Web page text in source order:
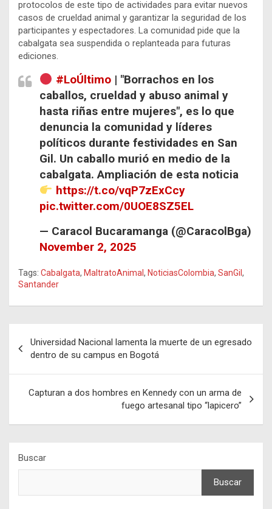
protocolos de este tipo de actividades para evitar nuevos
casos de crueldad animal y garantizar la seguridad de los
participantes y espectadores. La comunidad pide que la
cabalgata sea suspendida o replanteada para futuras
ediciones.
#LoÚltimo| "Borrachos en los
caballos, crueldad y abuso animal y
hasta riñas entre mujeres", es lo que
denuncia la comunidad y líderes
políticos durante festividades en San
Gil. Un caballo murió en medio de la
cabalgata. Ampliación de esta noticia
https://t.co/vqP7zExCcy
pic.twitter.com/0UOE8SZ5EL
— Caracol Bucaramanga (@CaracolBga)
November 2, 2025
Tags: Cabalgata, MaltratoAnimal , NoticiasColombia, SanGil ,
Santander
de
entradas
Universidad Nacional lamenta la muerte de un egresado
dentro de su campus en Bogotá
Capturan a dos hombres en Kennedy con un arma de
fuego artesanal tipo “lapicero”
Buscar
Buscar